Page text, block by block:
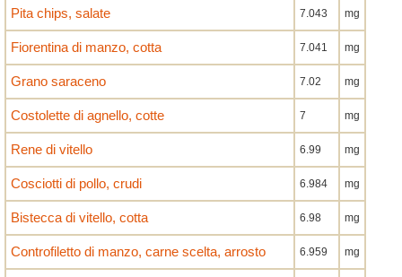
Pita chips, salate 7.043 mg
Fiorentina di manzo, cotta 7.041 mg
Grano saraceno 7.02 mg
Costolette di agnello, cotte 7 mg
Rene di vitello 6.99 mg
Cosciotti di pollo, crudi 6.984 mg
Bistecca di vitello, cotta 6.98 mg
Controfiletto di manzo, carne scelta, arrosto 6.959 mg